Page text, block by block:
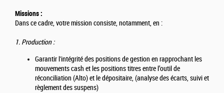
Missions :
Dans ce cadre, votre mission consiste, notamment, en :
1. Production :
Garantir l'intégrité des positions de gestion en rapprochant les
mouvements cash et les positions titres entre l’outil de
réconciliation (Alto) et le dépositaire, (analyse des écarts, suivi et
règlement des suspens)